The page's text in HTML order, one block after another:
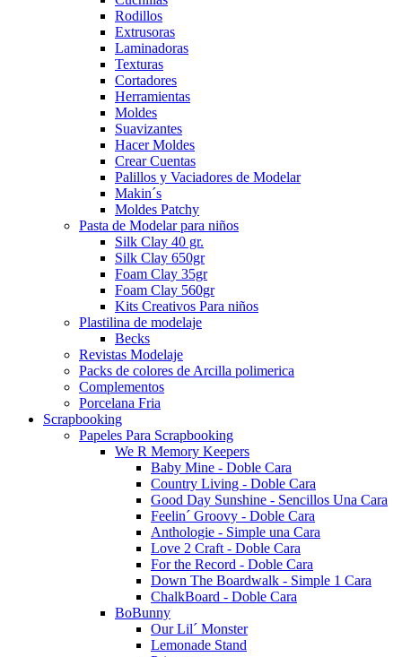
Rodillos
Extrusoras
Laminadoras
Texturas
Cortadores
Herramientas
Moldes
Suavizantes
Hacer Moldes
Crear Cuentas
Palillos y Vaciadores de Modelar
Makin´s
Moldes Patchy
Pasta de Modelar para niños
Silk Clay 40 gr.
Silk Clay 650gr
Foam Clay 35gr
Foam Clay 560gr
Kits Creativos Para niños
Plastilina de modelaje
Becks
Revistas Modelaje
Packs de colores de Arcilla polimerica
Complementos
Porcelana Fria
Scrapbooking
Papeles Para Scrapbooking
We R Memory Keepers
Baby Mine - Doble Cara
Country Living - Doble Cara
Good Day Sunshine - Sencillos Una Cara
Feelin´ Groovy - Doble Cara
Anthologie - Simple una Cara
Love 2 Craft - Doble Cara
For the Record - Doble Cara
Down The Boardwalk - Simple 1 Cara
ChalkBoard - Doble Cara
BoBunny
Our Lil´ Monster
Lemonade Stand